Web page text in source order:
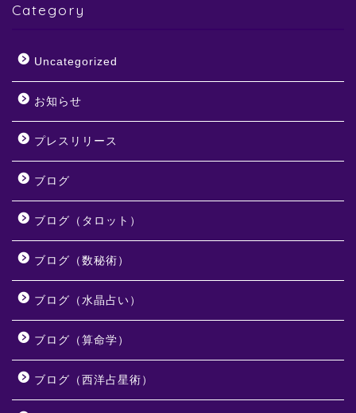
Category
Uncategorized
お知らせ
プレスリリース
ブログ
ブログ（タロット）
ブログ（数秘術）
ブログ（水晶占い）
ブログ（算命学）
ブログ（西洋占星術）